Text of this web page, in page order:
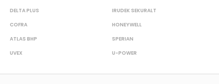
DELTA PLUS
COFRA
ATLAS BHP
UVEX
IRUDEK SEKURALT
HONEYWELL
SPERIAN
U-POWER